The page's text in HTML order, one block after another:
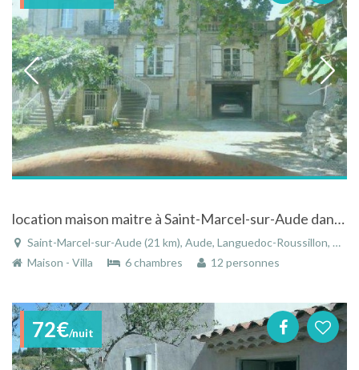
location maison maitre à Saint-Marcel-sur-Aude dans le Languedoc-Roussillon
Saint-Marcel-sur-Aude (21 km), Aude, Languedoc-Roussillon, Occitanie, France
Maison - Villa
6 chambres 12 personnes
72€/nuit